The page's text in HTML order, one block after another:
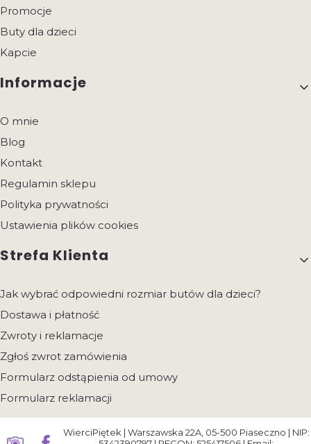
Promocje
Buty dla dzieci
Kapcie
Informacje
O mnie
Blog
Kontakt
Regulamin sklepu
Polityka prywatności
Ustawienia plików cookies
Strefa Klienta
Jak wybrać odpowiedni rozmiar butów dla dzieci?
Dostawa i płatność
Zwroty i reklamacje
Zgłoś zwrot zamówienia
Formularz odstąpienia od umowy
Formularz reklamacji
WierciPiętek | Warszawska 22A, 05-500 Piaseczno | NIP: